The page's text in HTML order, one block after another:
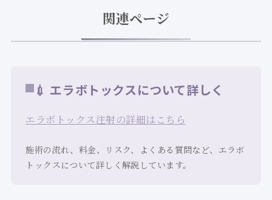
関連ページ
💉 エラボトックスについて詳しく
エラボトックス注射の詳細はこちら
施術の流れ、料金、リスク、よくある質問など、エラボ
トックスについて詳しく解説しています。